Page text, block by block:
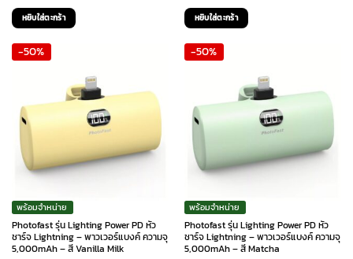
price
was:
หยิบใส่ตะกร้า
price
was:
หยิบใส่ตะกร้า
-50%
พร้อมจำหน่าย
Photofast รุ่น Lighting Power PD หัว
ชาร์จ Lightning – พาวเวอร์แบงค์ ความจุ
5,000mAh – สี Vanilla Milk
-50%
พร้อมจำหน่าย
Photofast รุ่น Lighting Power PD หัว
ชาร์จ Lightning – พาวเวอร์แบงค์ ความจุ
5,000mAh – สี Matcha